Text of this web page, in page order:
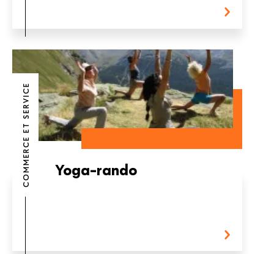
COMMERCE ET SERVICE Yoga-rando